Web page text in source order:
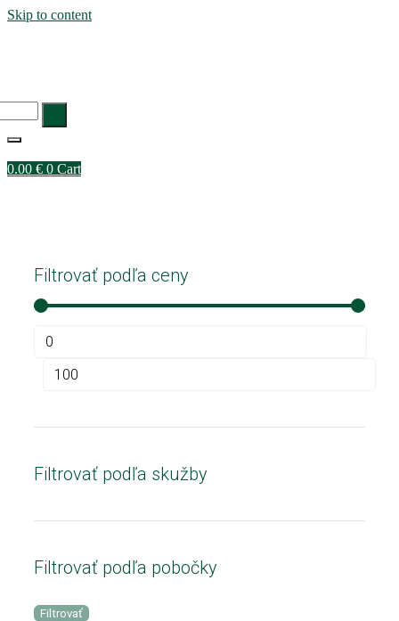
Skip to content
0.00 € 0 Cart
Filtrovať podľa ceny
Filtrovať podľa skužby
Filtrovať podľa pobočky
Filtrovať